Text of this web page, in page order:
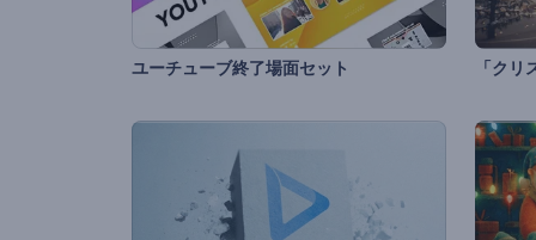
ユーチューブ終了場面セット